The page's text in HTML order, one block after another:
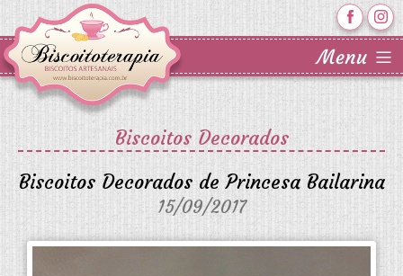
Biscoitos Decorados
Biscoitos Decorados de Princesa Bailarina
15/09/2017